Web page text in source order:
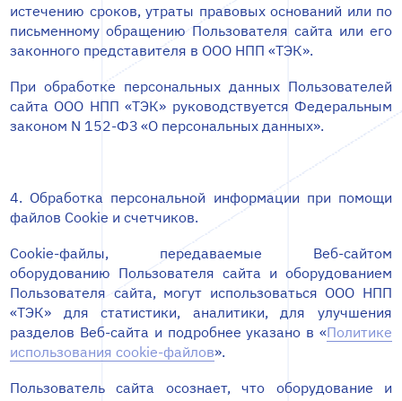
истечению сроков, утраты правовых оснований или по
письменному обращению Пользователя сайта или его
законного представителя в ООО НПП «ТЭК».
При обработке персональных данных Пользователей
сайта ООО НПП «ТЭК» руководствуется Федеральным
законом N 152-ФЗ «О персональных данных».
4. Обработка персональной информации при помощи
файлов Cookie и счетчиков.
Cookie-файлы, передаваемые Веб-сайтом
оборудованию Пользователя сайта и оборудованием
Пользователя сайта, могут использоваться ООО НПП
«ТЭК» для статистики, аналитики, для улучшения
разделов Веб-сайта и подробнее указано в «Политике
использования cookie-файлов».
Пользователь сайта осознает, что оборудование и